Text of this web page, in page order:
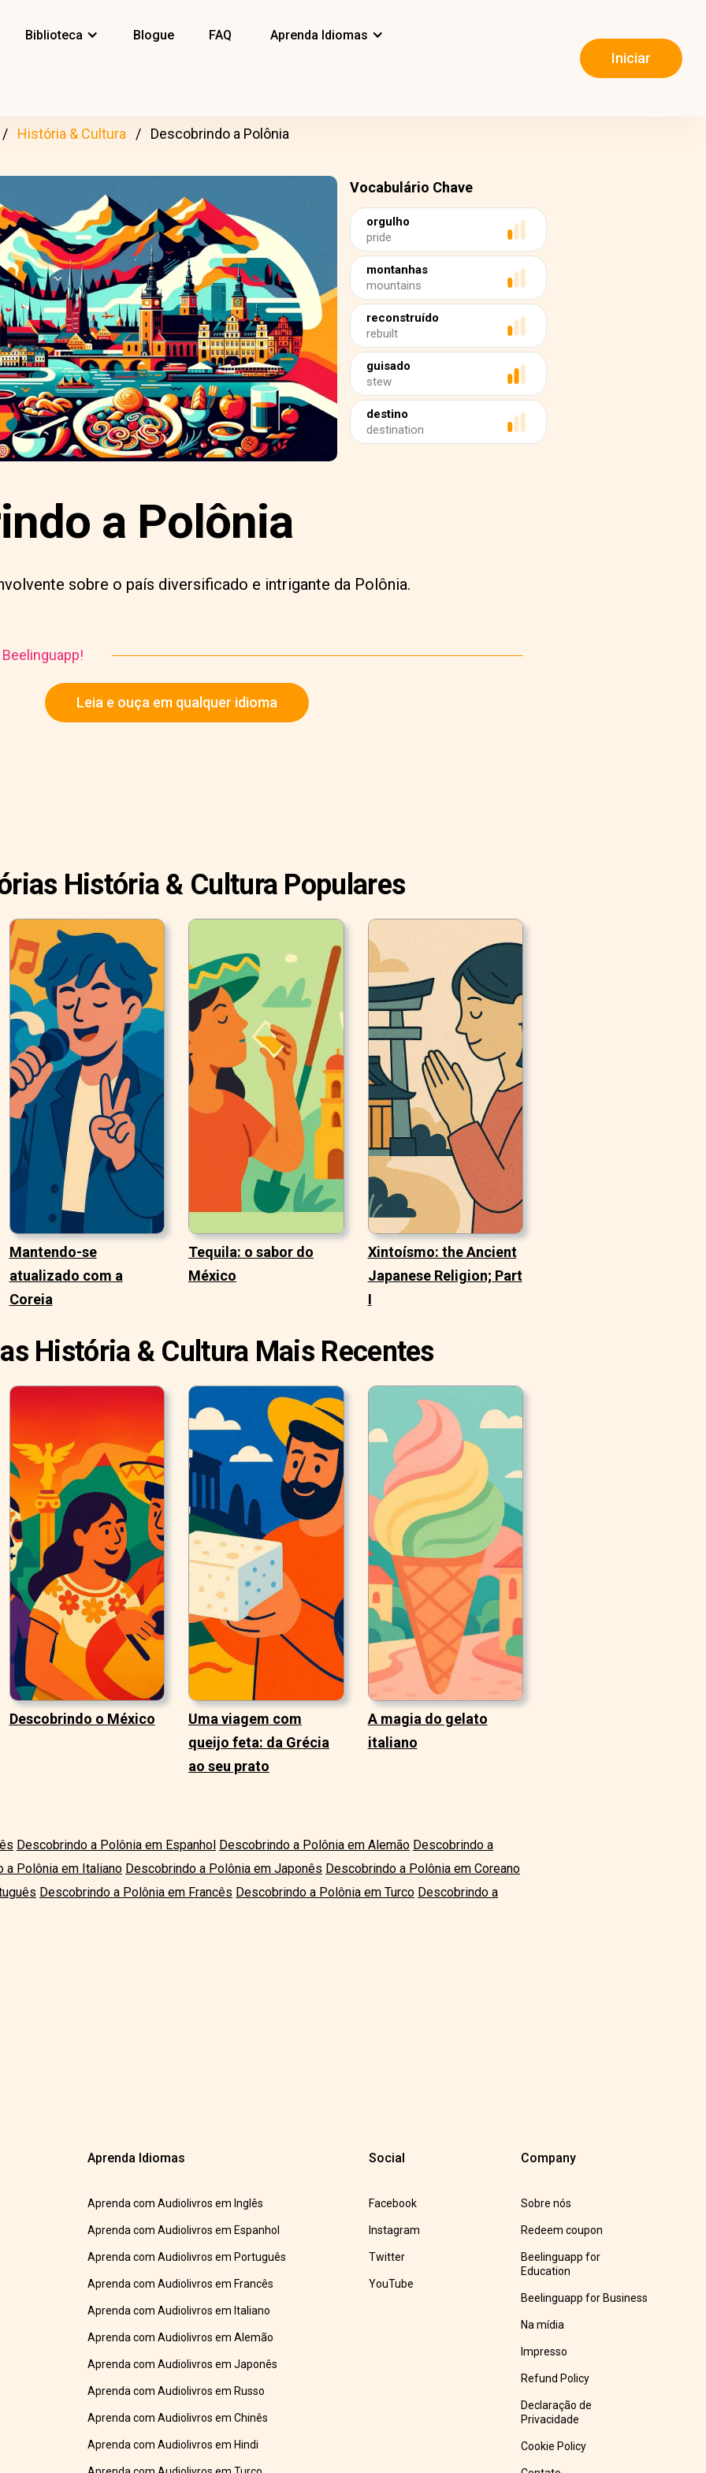
Biblioteca Blogue FAQ Aprenda Idiomas
Iniciar
História & Cultura Descobrindo a Polônia
Vocabulário Chave
orgulho
pride
montanhas
mountains
reconstruído
rebuilt
guisado
stew
destino
destination
a Polônia
sobre o país diversificado e intrigante da Polônia.
Leia e ouça em qualquer idioma
História & Cultura Populares
Mantendo-se
atualizado com a
Coreia
Tequila: o sabor do
México
Xintoísmo: the Ancient
Japanese Religion; Part
I
História & Cultura Mais Recentes
Descobrindo o México
Uma viagem com
queijo feta: da Grécia
ao seu prato
A magia do gelato
italiano
Descobrindo a Polônia em Espanhol Descobrindo a Polônia em Alemão Descobrindo a
a Polônia em Italiano Descobrindo a Polônia em Japonês Descobrindo a Polônia em Coreano
Descobrindo a Polônia em Francês Descobrindo a Polônia em Turco Descobrindo a
Aprenda Idiomas
Aprenda com Audiolivros em Inglês
Aprenda com Audiolivros em Espanhol
Aprenda com Audiolivros em Português
Aprenda com Audiolivros em Francês
Aprenda com Audiolivros em Italiano
Aprenda com Audiolivros em Alemão
Aprenda com Audiolivros em Japonês
Aprenda com Audiolivros em Russo
Aprenda com Audiolivros em Chinês
Aprenda com Audiolivros em Hindi
Social
Facebook
Instagram
Twitter
YouTube
Company
Sobre nós
Redeem coupon
Beelinguapp for
Education
Beelinguapp for Business
Na mídia
Impresso
Refund Policy
Declaração de
Privacidade
Cookie Policy